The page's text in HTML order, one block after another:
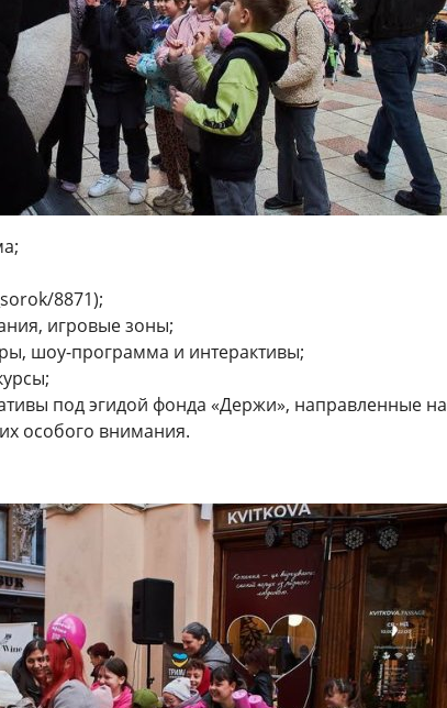
8871);
игровые зоны;
шоу-программа и интерактивы;
под эгидой фонда «Держи», направленные на
особого внимания.